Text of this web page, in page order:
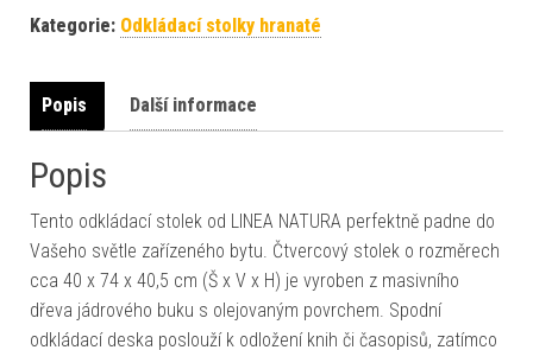
Kategorie: Odkládací stolky hranaté
Popis Další informace
Popis
Tento odkládací stolek od LINEA NATURA perfektně padne do
Vašeho světle zařízeného bytu. Čtvercový stolek o rozměrech
cca 40 x 74 x 40,5 cm (Š x V x H) je vyroben z masivního
dřeva jádrového buku s olejovaným povrchem. Spodní
odkládací deska poslouží k odložení knih či časopisů, zatímco